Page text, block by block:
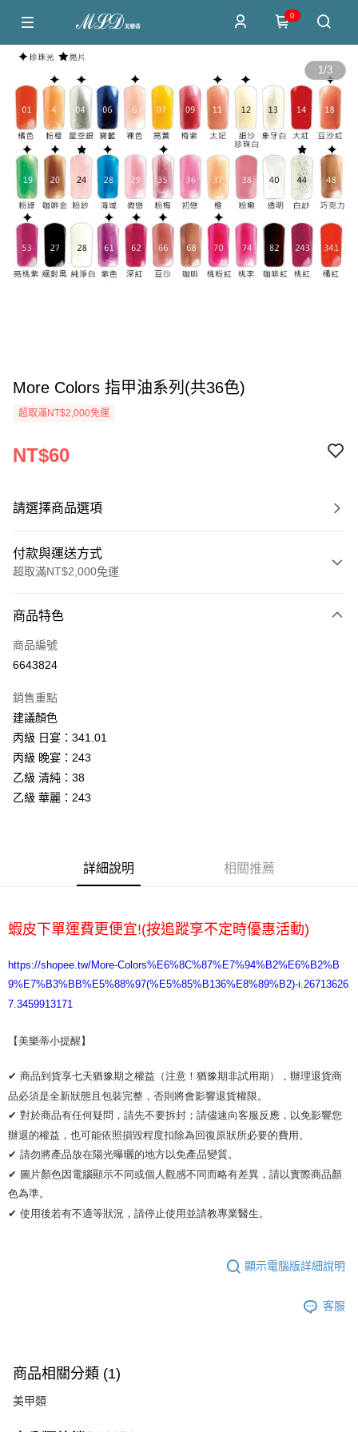
0
1/3
More Colors 指甲油系列(共36色)
超取滿NT$2,000免運
NT$60
請選擇商品選項
付款與運送方式
超取滿NT$2,000免運
信用卡一次付款
超商取貨付款
悠遊付
ATM付款
運送方式
每筆NT$100，滿NT$2,000(含以上)免運費
商品特色
商品編號
6643824
銷售重點
建議顏色
丙級 日宴：341.01
丙級 晚宴：243
乙級 清純：38
乙級 華麗：243
詳細說明 相關推薦
蝦皮下單運費更便宜!(按追蹤享不定時優惠活動)
https://shopee.tw/More-Colors%E6%8C%87%E7%94%B2%E6%B2%B
9%E7%B3%BB%E5%88%97(%E5%85%B136%E8%89%B2)-i.26713626
7.3459913171
【美樂蒂小提醒】
✔ 商品到貨享七天猶豫期之權益（注意！猶豫期非試用期），辦理退貨商
品必須是全新狀態且包裝完整，否則將會影響退貨權限。
✔ 對於商品有任何疑問，請先不要拆封；請儘速向客服反應，以免影響您
辦退的權益，也可能依照損毀程度扣除為回復原狀所必要的費用。
✔ 請勿將產品放在陽光曝曬的地方以免產品變質。
✔ 圖片顏色因電腦顯示不同或個人觀感不同而略有差異，請以實際商品顏
色為準。
✔ 使用後若有不適等狀況，請停止使用並請教專業醫生。
顯示電腦版詳細說明
客服
商品相關分類 (1)
美甲類